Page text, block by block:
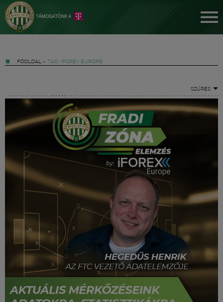
FŐOLDAL » TAG: IFOREX EUROPE
SZŰRÉS
Jegyek
FM YouTube +
Hírek
Labdarúgás
Szakosztályok
Meccscenter